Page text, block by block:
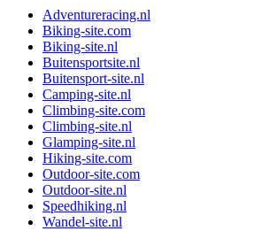
Adventureracing.nl
Biking-site.com
Biking-site.nl
Buitensportsite.nl
Buitensport-site.nl
Camping-site.nl
Climbing-site.com
Climbing-site.nl
Glamping-site.nl
Hiking-site.com
Outdoor-site.com
Outdoor-site.nl
Speedhiking.nl
Wandel-site.nl